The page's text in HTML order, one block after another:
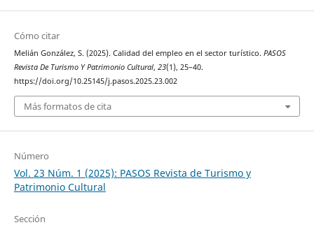
Cómo citar
Melián González, S. (2025). Calidad del empleo en el sector turístico. PASOS
Revista De Turismo Y Patrimonio Cultural, 23(1), 25–40.
https://doi.org/10.25145/j.pasos.2025.23.002
Más formatos de cita
Número
Vol. 23 Núm. 1 (2025): PASOS Revista de Turismo y
Patrimonio Cultural
Sección